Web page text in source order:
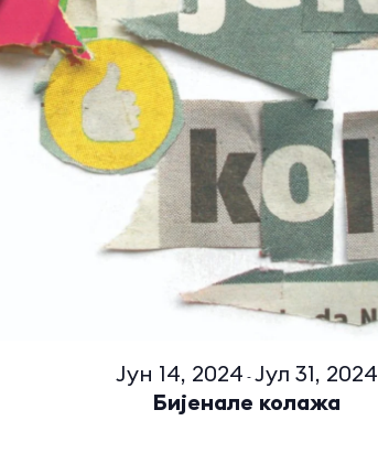
Бијенале колажа
Јун 14, 2024 -Јул 31, 2024